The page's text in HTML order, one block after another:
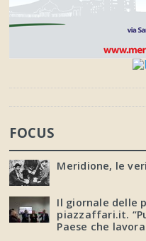
FOCUS
Meridione, le
Il giornale delle
piazzaffari.it.
Paese che